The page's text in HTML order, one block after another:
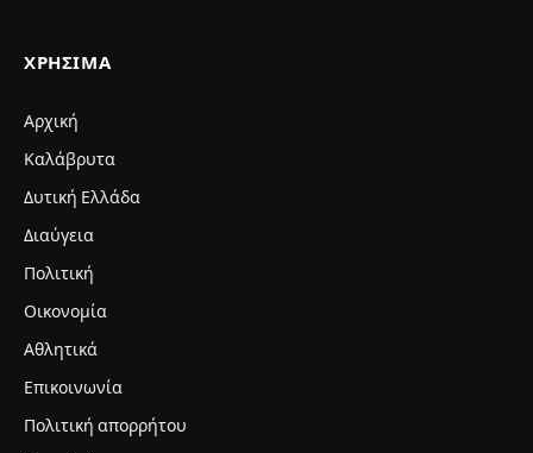
ΧΡΉΣΙΜΑ
Αρχική
Καλάβρυτα
Δυτική Ελλάδα
Διαύγεια
Πολιτική
Οικονομία
Αθλητικά
Επικοινωνία
Πολιτική απορρήτου